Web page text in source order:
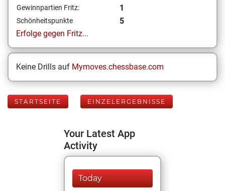
Gewinnpartien Fritz: 1
Schönheitspunkte
5
Erfolge gegen Fritz...
Keine Drills auf Mymoves.chessbase.com
STARTSEITE EINZELERGEBNISSE
Your Latest App
Activity
Today